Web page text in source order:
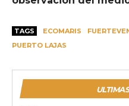
TAGS ECOMARIS
PUERTO LAJAS